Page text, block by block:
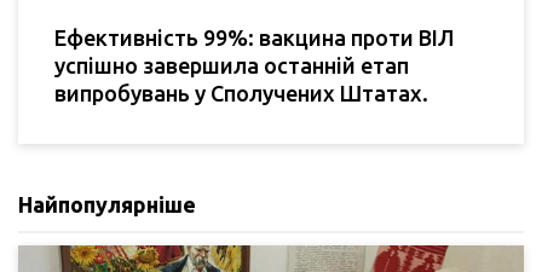
Ефективність 99%: вакцина проти ВІЛ
успішно завершила останній етап
випробувань у Сполучених Штатах.
Найпопулярніше